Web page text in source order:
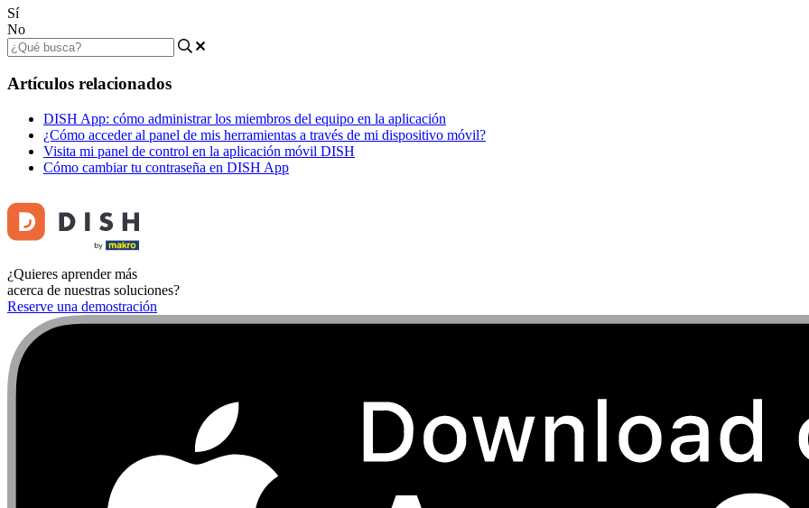
Sí
No
Artículos relacionados
DISH App: cómo administrar los miembros del equipo en la aplicación
¿Cómo acceder al panel de mis herramientas a través de mi dispositivo móvil?
Visita mi panel de control en la aplicación móvil DISH
Cómo cambiar tu contraseña en DISH App
¿Quieres aprender más
acerca de nuestras soluciones?
Reserve una demostración